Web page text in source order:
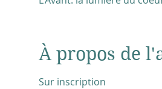
À propos de
Sur inscription